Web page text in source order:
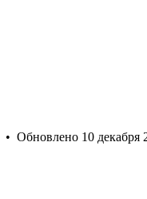
• Обновлено 10 декабря